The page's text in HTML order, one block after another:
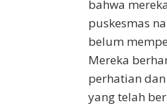
bahwa
puskesmas
belum
Mereka
perhatian
yang telah